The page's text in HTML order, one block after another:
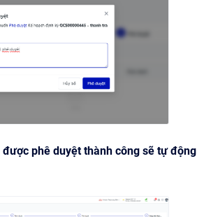
được phê duyệt thành công sẽ tự động